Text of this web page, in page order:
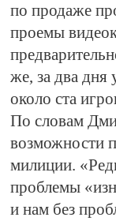
по продаже
проемы
же, за два дня
около ста
По словам
возможности
милиции.
проблемы
и нам без